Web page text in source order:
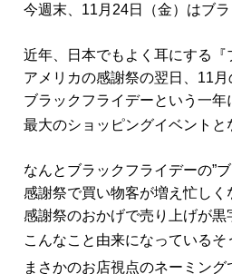
今週末、11月24日（金）はブ
近年、日本でもよく耳にする
アメリカの感謝祭の翌日、11
ブラックフライデーという一年
最大のショッピングイベントと
なんとブラックフライデーの”
感謝祭で買い物客が増え忙しく
感謝祭のおかげで売り上げが黒
こんなこと由来になっているそ
まさかのお店視点のネーミン